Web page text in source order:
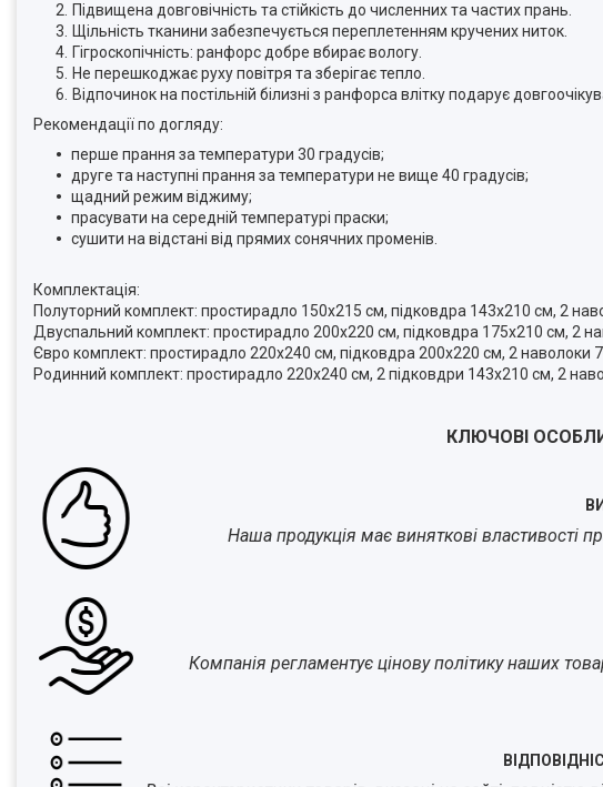
Підвищена довговічність та стійкість до численних та частих прань.
Щільність тканини забезпечується переплетенням кручених ниток.
Гігроскопічність: ранфорс добре вбирає вологу.
Не перешкоджає руху повітря та зберігає тепло.
Відпочинок на постільній білизні з ранфорса влітку подарує
Рекомендації по догляду:
перше прання за температури 30 градусів;
друге та наступні прання за температури не вище 40 градусів;
щадний режим віджиму;
прасувати на середній температурі праски;
сушити на відстані від прямих сонячних променів.
Комплектація:
Полуторний комплект: простирадло 150х215 см, підковдра 143х210 см, 2
Двуспальний комплект: простирадло 200х220 см, підковдра 175х210 см, 2
Євро комплект: простирадло 220х240 см, підковдра 200х220 см, 2 наволоки
Родинний комплект: простирадло 220х240 см, 2 підковдри 143х210 см, 2
КЛЮЧОВІ
Наша продукція має виняткові властивості
Компанія регламентує цінову політику наших